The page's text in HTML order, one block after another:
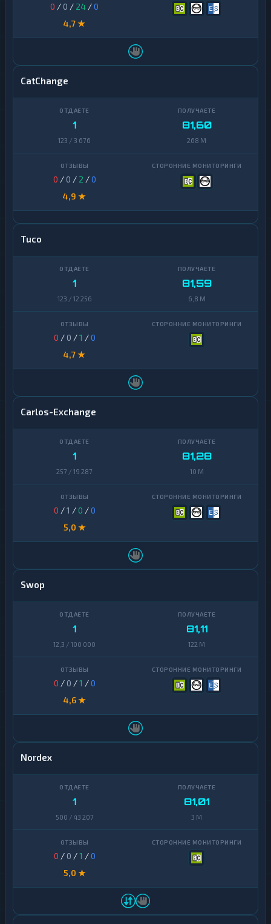
0 / 0 / 24 /0
4,7 ★
CatChange
1
123 / 3 676
81,60
268 M
0 / 0 / 2 /0
4,9 ★
Tuco
1
123 / 12 256
81,59
6,8 M
0 / 0 /1 /0
4,7 ★
Carlos-Exchange
1
257 / 19 287
81,28
10 M
0 /1 /0 /0
5,0 ★
Swop
1
12,3 / 100 000
81,11
122 M
0 / 0 /1 /0
4,6 ★
Nordex
1
500 / 43 207
81,01
3 M
0 / 0 /1 /0
5,0 ★